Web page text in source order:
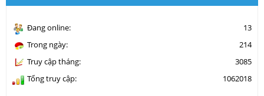
Đang online:
13
Trong ngày:
214
Truy cập tháng:
3085
Tổng truy cập:
1062018